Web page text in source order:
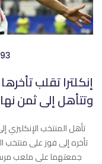
إنكلترا تقلب
وتتأهل إلى ثمن
تأهل المنتخب الإنكليزي
جمعتهما على ملعب